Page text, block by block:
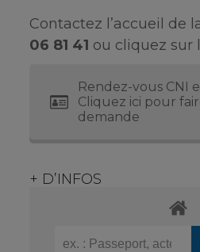
Contactez l’accueil de
06 81 41 ou cliquez sur
Rendez-vous CNI
Cliquez ici pour
demande
+ D’INFOS